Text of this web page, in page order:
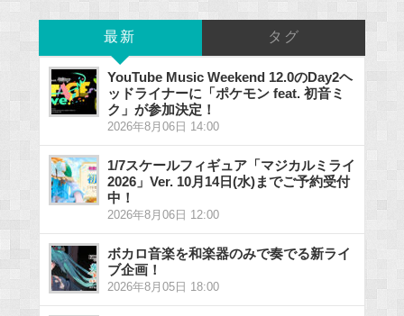
最新 タグ
YouTube Music Weekend 12.0のDay2ヘ
ッドライナーに「ポケモン feat. 初音ミ
ク」が参加決定！
2026年8月06日 14:00
1/7スケールフィギュア「マジカルミライ
2026」Ver. 10月14日(水)までご予約受付
中！
2026年8月06日 12:00
ボカロ音楽を和楽器のみで奏でる新ライ
ブ企画！
2026年8月05日 18:00